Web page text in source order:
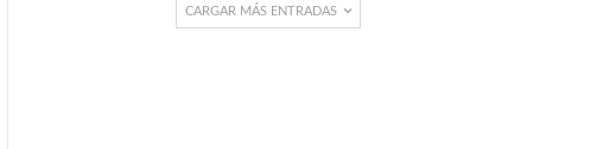
CARGAR MÁS ENTRADAS